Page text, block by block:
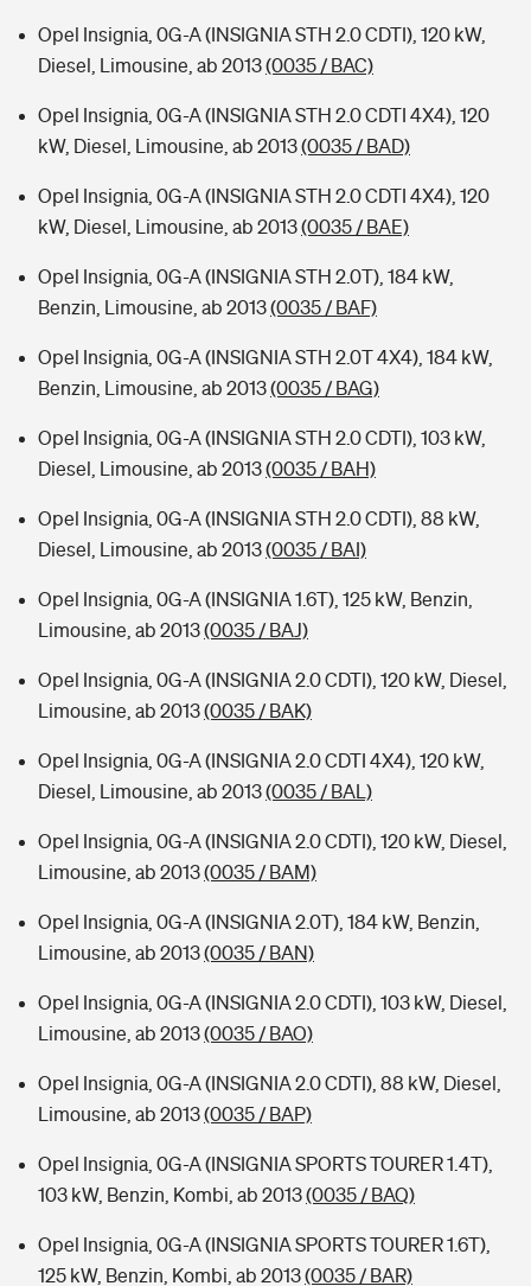
Opel Insignia, 0G-A (INSIGNIA STH 2.0 CDTI), 120 kW,
Diesel, Limousine, ab 2013(0035 / BAC)
Opel Insignia, 0G-A (INSIGNIA STH 2.0 CDTI 4X4), 120
kW, Diesel, Limousine, ab 2013(0035 / BAD)
Opel Insignia, 0G-A (INSIGNIA STH 2.0 CDTI 4X4), 120
kW, Diesel, Limousine, ab 2013(0035 / BAE)
Opel Insignia, 0G-A (INSIGNIA STH 2.0T), 184 kW,
Benzin, Limousine, ab 2013(0035 / BAF)
Opel Insignia, 0G-A (INSIGNIA STH 2.0T 4X4), 184 kW,
Benzin, Limousine, ab 2013(0035 / BAG)
Opel Insignia, 0G-A (INSIGNIA STH 2.0 CDTI), 103 kW,
Diesel, Limousine, ab 2013(0035 / BAH)
Opel Insignia, 0G-A (INSIGNIA STH 2.0 CDTI), 88 kW,
Diesel, Limousine, ab 2013(0035 / BAI)
Opel Insignia, 0G-A (INSIGNIA 1.6T), 125 kW, Benzin,
Limousine, ab 2013(0035 / BAJ)
Opel Insignia, 0G-A (INSIGNIA 2.0 CDTI), 120 kW, Diesel,
Limousine, ab 2013(0035 / BAK)
Opel Insignia, 0G-A (INSIGNIA 2.0 CDTI 4X4), 120 kW,
Diesel, Limousine, ab 2013(0035 / BAL)
Opel Insignia, 0G-A (INSIGNIA 2.0 CDTI), 120 kW, Diesel,
Limousine, ab 2013(0035 / BAM)
Opel Insignia, 0G-A (INSIGNIA 2.0T), 184 kW, Benzin,
Limousine, ab 2013(0035 / BAN)
Opel Insignia, 0G-A (INSIGNIA 2.0 CDTI), 103 kW, Diesel,
Limousine, ab 2013(0035 / BAO)
Opel Insignia, 0G-A (INSIGNIA 2.0 CDTI), 88 kW, Diesel,
Limousine, ab 2013(0035 / BAP)
Opel Insignia, 0G-A (INSIGNIA SPORTS TOURER 1.4T),
103 kW, Benzin, Kombi, ab 2013(0035 / BAQ)
Opel Insignia, 0G-A (INSIGNIA SPORTS TOURER 1.6T),
125 kW, Benzin, Kombi, ab 2013(0035 / BAR)